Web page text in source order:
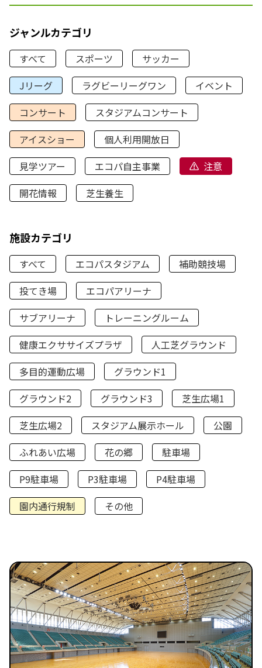
ジャンルカテゴリ
すべて スポーツ
サッカー
Jリーグ
ラグビーリーグワン
イベント
コンサート
スタジアムコンサート
アイスショー
個人利用開放日
見学ツアー
エコパ自主事業
注意
開花情報
芝生養生
施設カテゴリ
すべて エコパスタジアム
補助競技場
投てき場
エコパアリーナ
サブアリーナ
トレーニングルーム
健康エクササイズプラザ
人工芝グラウンド
多目的運動広場
グラウンド1
グラウンド2
グラウンド3
芝生広場1
芝生広場2
スタジアム展示ホール
公園
ふれあい広場
花の郷
駐車場
P9駐車場
P3駐車場
P4駐車場
園内通行規制
その他